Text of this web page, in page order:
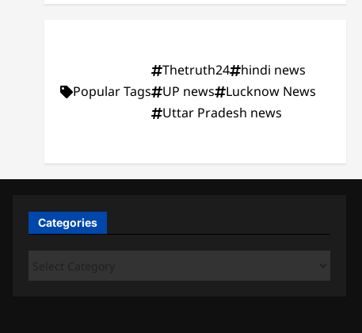
Popular Tags
Thetruth24
hindi news
UP news
Lucknow News
Uttar Pradesh news
Categories